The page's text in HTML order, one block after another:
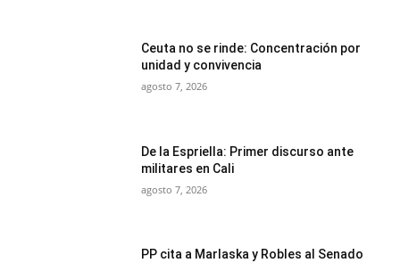
Ceuta no se rinde: Concentración por
unidad y convivencia
agosto 7, 2026
De la Espriella: Primer discurso ante
militares en Cali
agosto 7, 2026
PP cita a Marlaska y Robles al Senado